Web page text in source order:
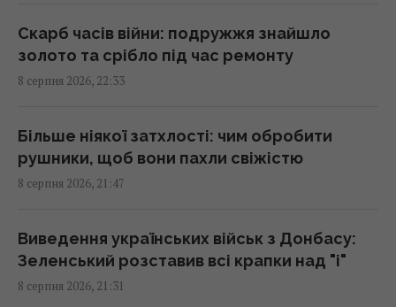
Як визначити бездушну людину: психологи
8 фраз, що видають соціопата
ЗСУ знищили комплекс РЕБ, призначений
для придушення Starlink, - OSINT
Відомий американський актор звернувся
до Путіна на тлі ударів по Україні
Скарб часів війни: подружжя знайшло
золото та срібло під час ремонту
8 серпня 2026, 22:33
Більше ніякої затхлості: чим обробити
рушники, щоб вони пахли свіжістю
8 серпня 2026, 21:47
Виведення українських військ з Донбасу:
Зеленський розставив всі крапки над "і"
8 серпня 2026, 21:31